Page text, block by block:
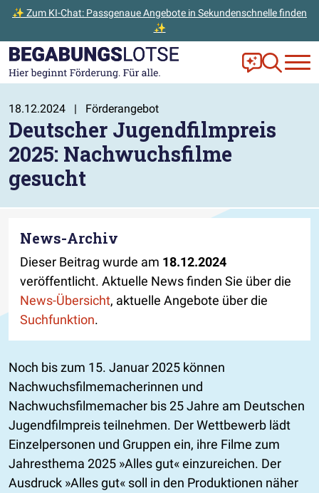
✨ Zum KI-Chat: Passgenaue Angebote in Sekundenschnelle finden
✨
Zum Hauptinhalt der Seite springen
Zur Startseite gehen Frag Ella!
Zur
18.12.2024 | Förderangebot
Deutscher Jugendfilmpreis
2025: Nachwuchsfilme
gesucht
News-Archiv
Dieser Beitrag wurde am 18.12.2024
veröffentlicht. Aktuelle News finden Sie über die
News-Übersicht, aktuelle Angebote über die
Suchfunktion.
Noch bis zum 15. Januar 2025 können
Nachwuchsfilmemacherinnen und
Nachwuchsfilmemacher bis 25 Jahre am Deutschen
Jugendfilmpreis teilnehmen. Der Wettbewerb lädt
Einzelpersonen und Gruppen ein, ihre Filme zum
Jahresthema 2025 »Alles gut« einzureichen. Der
Ausdruck »Alles gut« soll in den Produktionen näher